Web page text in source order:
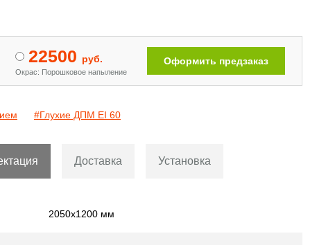
22500 руб.
Окрас: Порошковое напыление
Оформить предзаказ
#Глухие ДПМ EI 60
Доставка Установка
2050х1200 мм